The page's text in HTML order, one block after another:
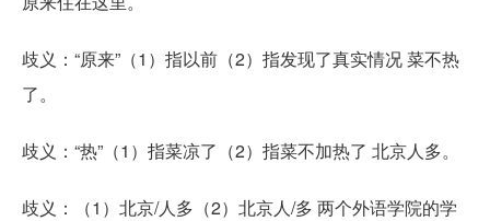
歧义：“原来”（1）指以前（2）指发现了真实情况 菜不热
了。
歧义：“热”（1）指菜凉了（2）指菜不加热了 北京人多。
歧义：（1）北京/人多（2）北京人/多 两个外语学院的学